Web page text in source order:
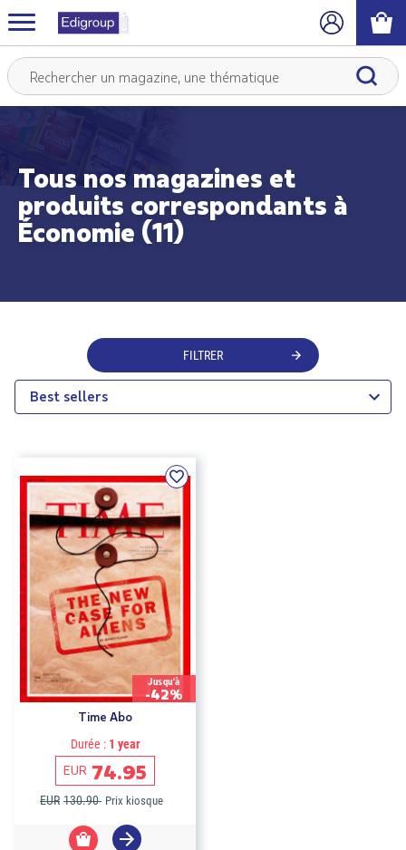
Tous nos magazines et
produits correspondants à
Économie (11)
FILTRER
Best sellers
Jusqu'à
-42%
Time Abo
Durée :1 year
EUR 74.95
EUR 130.90 Prix kiosque